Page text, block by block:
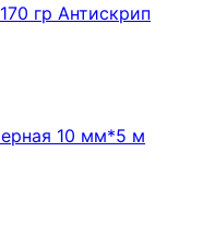
гр Антискрип
10 мм*5 м